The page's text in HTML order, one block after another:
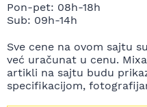
Pon-pet: 08h-18h
Sub: 09h-14h
Sve cene na ovom sajtu
već uračunat u cenu.
artikli na sajtu budu
specifikacijom,